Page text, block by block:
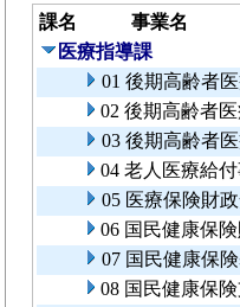
課名
事業名
医療指導課
01 後期高齢者
02 後期高齢者
03 後期高齢者
04 老人医療給
05 医療保険財
06 国民健康保
07 国民健康保
08 国民健康保